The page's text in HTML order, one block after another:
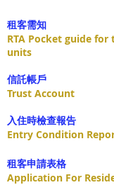
租客需知
RTA Pocket guide
units
​信託帳戶
Trust Account
入住時檢查報告
Entry Condition
租客申請表格
Application For